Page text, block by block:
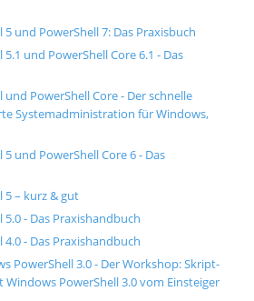
und PowerShell 7: Das Praxisbuch
und PowerShell Core 6.1 - Das
PowerShell Core - Der schnelle
Systemadministration für Windows,
und PowerShell Core 6 - Das
5 – kurz & gut
- Das Praxishandbuch
- Das Praxishandbuch
PowerShell 3.0 - Der Workshop: Skript-
PowerShell 3.0 vom Einsteiger